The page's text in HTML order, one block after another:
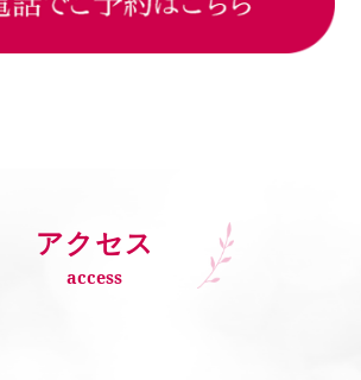
アクセス
access